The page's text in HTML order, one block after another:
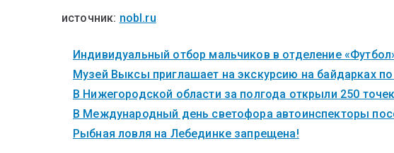
источник: nobl.ru
Индивидуальный отбор мальчиков в отделение
Музей Выксы приглашает на экскурсию на байдарках
В Нижегородской области за полгода открыли 250
В Международный день светофора автоинспекторы
Рыбная ловля на Лебединке запрещена!